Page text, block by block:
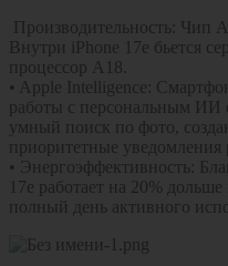
Производительность: Чип
Внутри iPhone 17e бьется
процессор A18.
• Apple Intelligence:
работы с персональным ИИ
умный поиск по фото,
приоритетные
• Энергоэффективность:
17e работает на 20%
полный день активного